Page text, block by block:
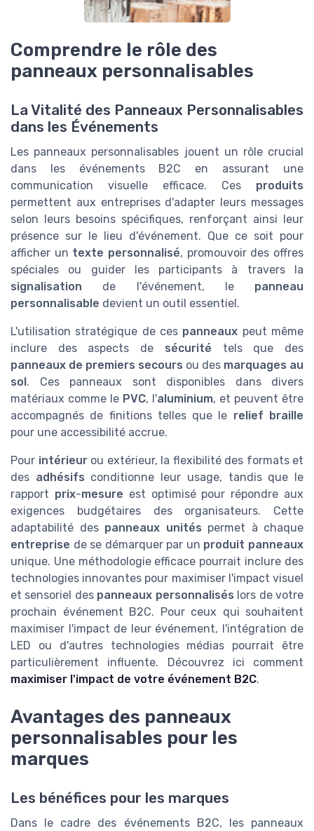
Comprendre le rôle des
panneaux personnalisables
La Vitalité des Panneaux Personnalisables
dans les Événements
Les panneaux personnalisables jouent un rôle crucial
dans les événements B2C en assurant une
communication visuelle efficace. Ces produits
permettent aux entreprises d'adapter leurs messages
selon leurs besoins spécifiques, renforçant ainsi leur
présence sur le lieu d'événement. Que ce soit pour
afficher un texte personnalisé, promouvoir des offres
spéciales ou guider les participants à travers la
signalisation de l'événement, le panneau
personnalisable devient un outil essentiel.
L'utilisation stratégique de ces panneaux peut même
inclure des aspects de sécurité tels que des
panneaux de premiers secours ou des marquages au
sol. Ces panneaux sont disponibles dans divers
matériaux comme le PVC, l'aluminium, et peuvent être
accompagnés de finitions telles que le relief braille
pour une accessibilité accrue.
Pour intérieurou extérieur, la flexibilité des formats et
des adhésifs conditionne leur usage, tandis que le
rapport prix-mesure est optimisé pour répondre aux
exigences budgétaires des organisateurs. Cette
adaptabilité des panneaux unités permet à chaque
entreprise de se démarquer par un produit panneaux
unique. Une méthodologie efficace pourrait inclure des
technologies innovantes pour maximiser l'impact visuel
et sensoriel des panneaux personnalisés lors de votre
prochain événement B2C. Pour ceux qui souhaitent
maximiser l'impact de leur événement, l'intégration de
LED ou d'autres technologies médias pourrait être
particulièrement influente. Découvrez ici comment
maximiser l'impact de votre événement B2C.
Avantages des panneaux
personnalisables pour les
marques
Les bénéfices pour les marques
Dans le cadre des événements B2C, les panneaux